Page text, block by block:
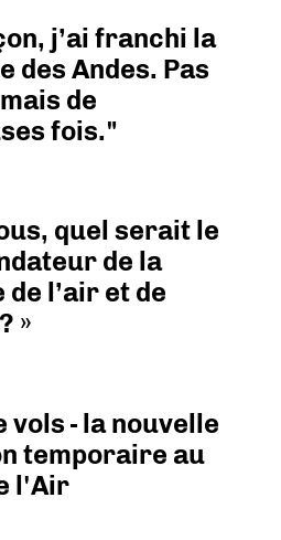
j’ai franchi la
des Andes. Pas
de
fois."
quel serait le
de la
l’air et de
»
vols - la nouvelle
temporaire au
l'Air